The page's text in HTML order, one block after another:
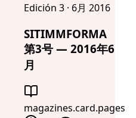
Edición 3 · 6月 2016
SITIMMFORMA
第3号 — 2016年6
月
magazines.card.pages